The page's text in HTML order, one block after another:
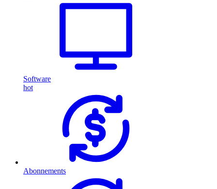
Software
hot
Abonnements